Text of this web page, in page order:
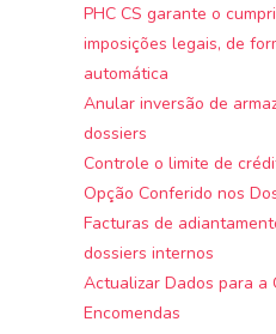
PHC CS garante o
imposições legais, de
automática
Anular inversão de
dossiers
Controle o limite de
Opção Conferido nos
Facturas de
dossiers internos
Actualizar Dados para a
Encomendas